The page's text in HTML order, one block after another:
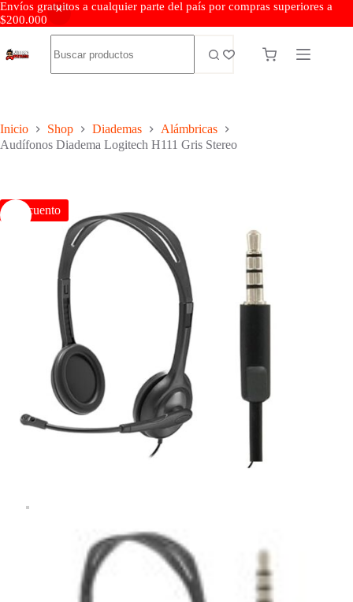
Envíos gratuitos a cualquier parte del país por compras superiores a
$200.000
Inicio Shop Diademas
Alámbricas
Audífonos Diadema Logitech H111 Gris Stereo
Descuento